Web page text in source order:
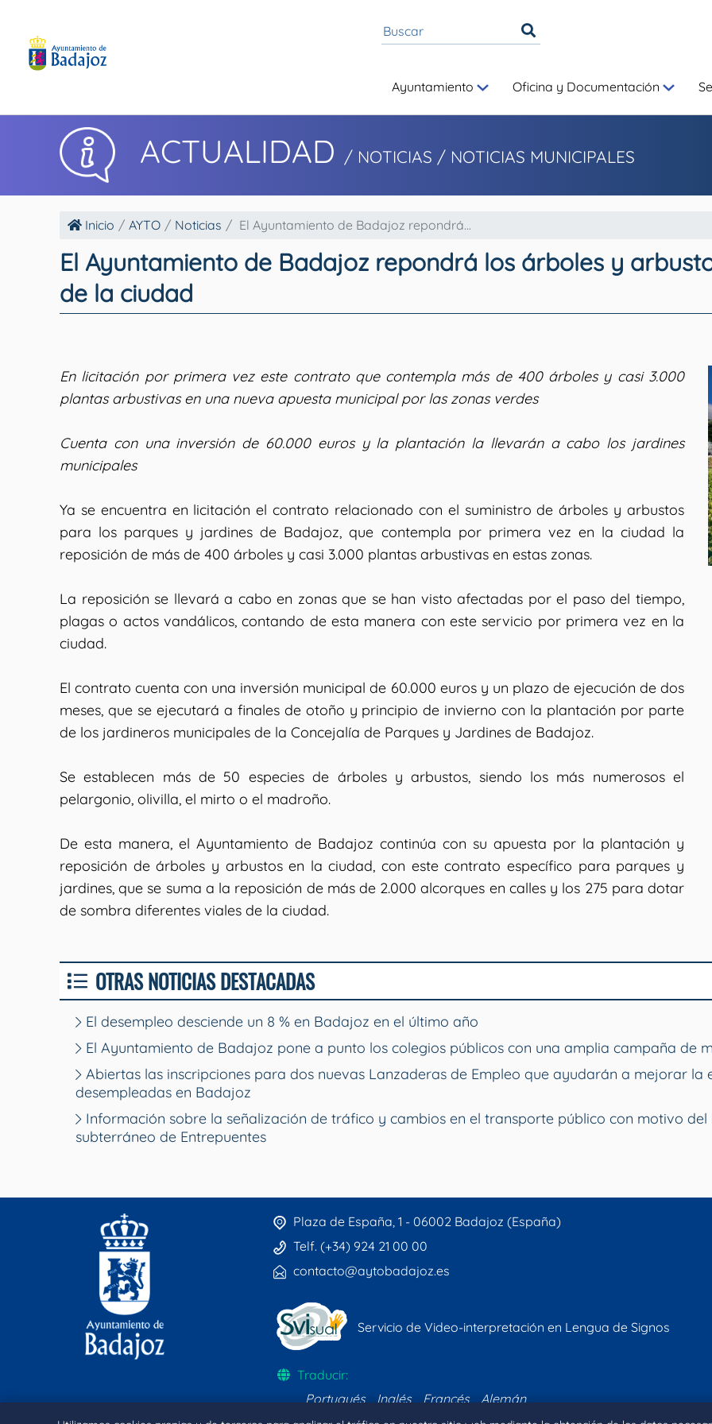
Ayuntamiento Oficina y Documentación
ACTUALIDAD / NOTICIAS / NOTICIAS MUNICIPALES
Inicio AYTO Noticias El Ayuntamiento de Badajoz repondrá...
El Ayuntamiento de Badajoz repondrá los árboles y
de la ciudad
En licitación por primera vez este contrato que contempla más de 400 árboles y casi 3.000
plantas arbustivas en una nueva apuesta municipal por las zonas verdes
Cuenta con una inversión de 60.000 euros y la plantación la llevarán a cabo los jardines
municipales
Ya se encuentra en licitación el contrato relacionado con el suministro de árboles y arbustos
para los parques y jardines de Badajoz, que contempla por primera vez en la ciudad la
reposición de más de 400 árboles y casi 3.000 plantas arbustivas en estas zonas.
La reposición se llevará a cabo en zonas que se han visto afectadas por el paso del tiempo,
plagas o actos vandálicos, contando de esta manera con este servicio por primera vez en la
ciudad.
El contrato cuenta con una inversión municipal de 60.000 euros y un plazo de ejecución de dos
meses, que se ejecutará a finales de otoño y principio de invierno con la plantación por parte
de los jardineros municipales de la Concejalía de Parques y Jardines de Badajoz.
Se establecen más de 50 especies de árboles y arbustos, siendo los más numerosos el
pelargonio, olivilla, el mirto o el madroño.
De esta manera, el Ayuntamiento de Badajoz continúa con su apuesta por la plantación y
reposición de árboles y arbustos en la ciudad, con este contrato específico para parques y
jardines, que se suma a la reposición de más de 2.000 alcorques en calles y los 275 para dotar
de sombra diferentes viales de la ciudad.
OTRAS NOTICIAS DESTACADAS
El desempleo desciende un 8 % en Badajoz en el último año
El Ayuntamiento de Badajoz pone a punto los colegios públicos con una amplia campaña de
Abiertas las inscripciones para dos nuevas Lanzaderas de Empleo que ayudarán a mejorar la
desempleadas en Badajoz
Información sobre la señalización de tráfico y cambios en el transporte público con motivo
subterráneo de Entrepuentes
Plaza de España, 1 - 06002 Badajoz (España)
Telf. (+34) 924 21 00 00
contacto@aytobadajoz.es
Servicio de Video-interpretación en Lengua de Signos
Traducir:
Portugués
Inglés Francés Alemán